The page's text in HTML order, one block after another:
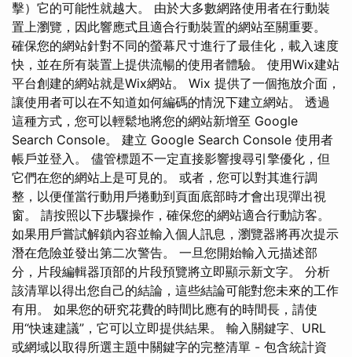
擊）它的可能性就越大。 由於大多數網路使用者在行動裝
置上瀏覽，因此響應式且適合行動裝置的網站至關重要。
確保您的網站針對不同的螢幕尺寸進行了最佳化，載入速度
快，並在所有裝置上提供流暢的使用者體驗。 使用Wix建站
平台創建的網站就是Wix網站。 Wix 提供了一個拖放介面，
讓使用者可以在不知道如何編碼的情況下建立網站。 透過
這種方式，您可以輕鬆地將您的網站新增至 Google
Search Console。 建立 Google Search Console 使用者
帳戶並登入。 儘管標題不一定直接影響搜尋引擎優化，但
它們在您的網站上是可見的。 或者，您可以對其進行調
整，以便僅當行動用戶捲動到頁面底部時才會出現彈出視
窗。 請按照以下步驟操作，確保您的網站適合行動訪客。
如果用戶嘗試解鎖內容並輸入個人訊息，瀏覽器將再次提示
潛在危險並發出第二次警告。 一旦您開始輸入元描述部
分，片段編輯器頂部的片段預覽將立即顯示新文字。 分析
該清單以得出您自己的結論，這些結論可能對您未來的工作
有用。 如果您的研究花費的時間比應有的時間長，請使
用“快速建議”，它可以立即提供結果。 輸入關鍵字、URL
或網域以取得所選主題中關鍵字的完整清單 - 包含統計資